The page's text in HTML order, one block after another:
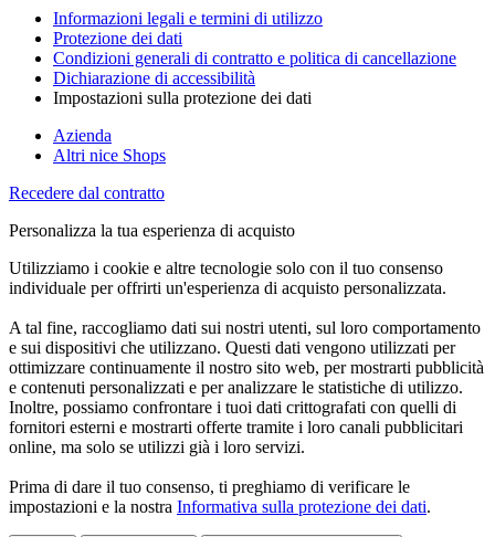
Informazioni legali e termini di utilizzo
Protezione dei dati
Condizioni generali di contratto e politica di cancellazione
Dichiarazione di accessibilità
Impostazioni sulla protezione dei dati
Azienda
Altri nice Shops
Recedere dal contratto
Personalizza la tua esperienza di acquisto
Utilizziamo i cookie e altre tecnologie solo con il tuo consenso
individuale per offrirti un'esperienza di acquisto personalizzata.
A tal fine, raccogliamo dati sui nostri utenti, sul loro comportamento
e sui dispositivi che utilizzano. Questi dati vengono utilizzati per
ottimizzare continuamente il nostro sito web, per mostrarti pubblicità
e contenuti personalizzati e per analizzare le statistiche di utilizzo.
Inoltre, possiamo confrontare i tuoi dati crittografati con quelli di
fornitori esterni e mostrarti offerte tramite i loro canali pubblicitari
online, ma solo se utilizzi già i loro servizi.
Prima di dare il tuo consenso, ti preghiamo di verificare le
impostazioni e la nostra Informativa sulla protezione dei dati.